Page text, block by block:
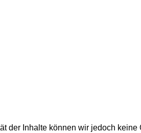
der Inhalte können wir jedoch keine